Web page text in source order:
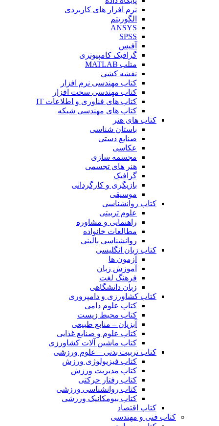
نرم افزار های کاربردی
الگوریتم
ANSYS
SPSS
آفیس
گرافیک کامپیوتری
متلب MATLAB
نقشه کشی
کتاب مهندسی نرم افزار
کتاب مهندسی سخت افزار
کتاب های فناوری و اطلاعات IT
کتاب های مهندسی شبکه
کتاب های هنر
باستان شناسی
صنایع دستی
عکاسی
مجسمه سازی
هنر های تجسمی
گرافیک
بازیگری و کارگردانی
موسیقی
کتاب روانشناسی
علوم تربیتی
راهنمایی و مشاوره
مطالعات خانواده
روانشناسی بالینی
کتاب زبان انگلیسی
آزمون ها
آموزش زبان
فرهنگ لغت
زبان دانشگاهی
کتاب کشاورزی و دامپروری
کتاب علوم دامی
کتاب محیط زیست
آبزیان – منابع طبیعی
کتاب علوم و صنایع غذایی
کتاب ماشین آلات کشاورزی
کتاب تربیت بدنی – علوم ورزشی
کتاب فیزیولوژی ورزش
کتاب مدیریت ورزش
کتاب رفتار حرکتی
کتاب روانشناسی ورزشی
کتاب بیومکانیک ورزشی
کتاب اقتصاد
کتاب فنی و مهندسی